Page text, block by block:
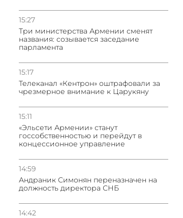
15:27
Три министерства Армении сменят
названия: созывается заседание
парламента
15:17
Телеканал «Кентрон» оштрафовали за
чрезмерное внимание к Царукяну
15:11
«Эльсети Армении» станут
госсобственностью и перейдут в
концессионное управление
14:59
Андраник Симонян переназначен на
должность директора СНБ
14:42